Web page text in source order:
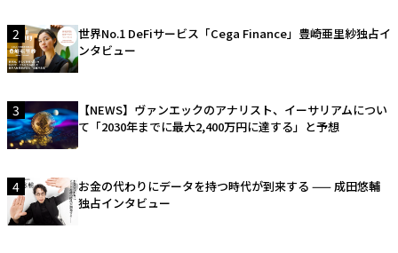
2
世界No.1 DeFiサービス「Cega Finance」豊崎亜里紗独占イ
ンタビュー
3
【NEWS】ヴァンエックのアナリスト、イーサリアムについ
て「2030年までに最大2,400万円に達する」と予想
4
お金の代わりにデータを持つ時代が到来する —— 成田悠輔
独占インタビュー